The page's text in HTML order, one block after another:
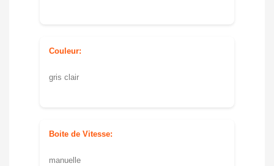
Couleur:
gris clair
Boite de Vitesse:
manuelle